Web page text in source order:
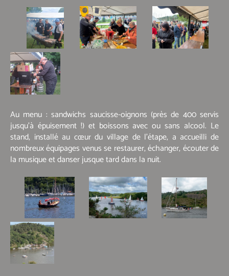
Au menu : sandwichs saucisse-oignons (près de 400 servis
jusqu’à épuisement !) et boissons avec ou sans alcool. Le
stand, installé au cœur du village de l’étape, a accueilli de
nombreux équipages venus se restaurer, échanger, écouter de
la musique et danser jusque tard dans la nuit.